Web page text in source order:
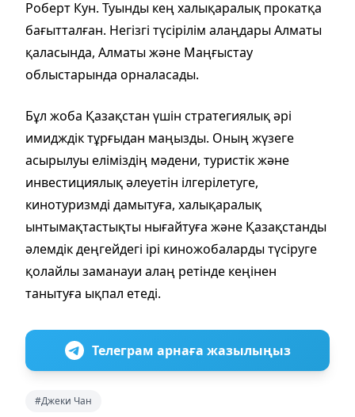
Роберт Кун. Туынды кең халықаралық прокатқа
бағытталған. Негізгі түсірілім алаңдары Алматы
қаласында, Алматы және Маңғыстау
облыстарында орналасады.
Бұл жоба Қазақстан үшін стратегиялық әрі
имидждік тұрғыдан маңызды. Оның жүзеге
асырылуы еліміздің мәдени, туристік және
инвестициялық әлеуетін ілгерілетуге,
кинотуризмді дамытуға, халықаралық
ынтымақтастықты нығайтуға және Қазақстанды
әлемдік деңгейдегі ірі киножобаларды түсіруге
қолайлы заманауи алаң ретінде кеңінен
танытуға ықпал етеді.
Телеграм арнаға жазылыңыз
#Джеки Чан